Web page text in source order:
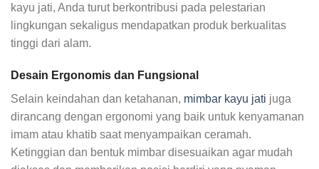
kayu jati, Anda turut berkontribusi pada pelestarian
lingkungan sekaligus mendapatkan produk berkualitas
tinggi dari alam.
Desain Ergonomis dan Fungsional
Selain keindahan dan ketahanan, mimbar kayu jati juga
dirancang dengan ergonomi yang baik untuk kenyamanan
imam atau khatib saat menyampaikan ceramah.
Ketinggian dan bentuk mimbar disesuaikan agar mudah